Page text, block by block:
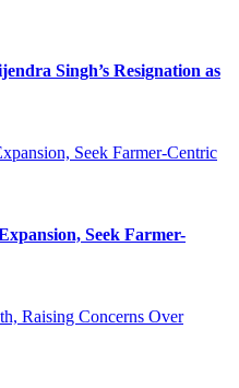
Singh’s Resignation as
Seek Farmer-